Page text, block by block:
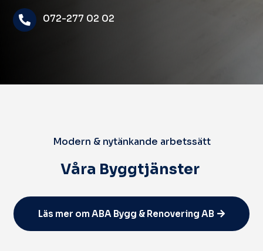
 072-277 02 02
Modern & nytänkande arbetssätt
Våra Byggtjänster
Läs mer om ABA Bygg & Renovering AB